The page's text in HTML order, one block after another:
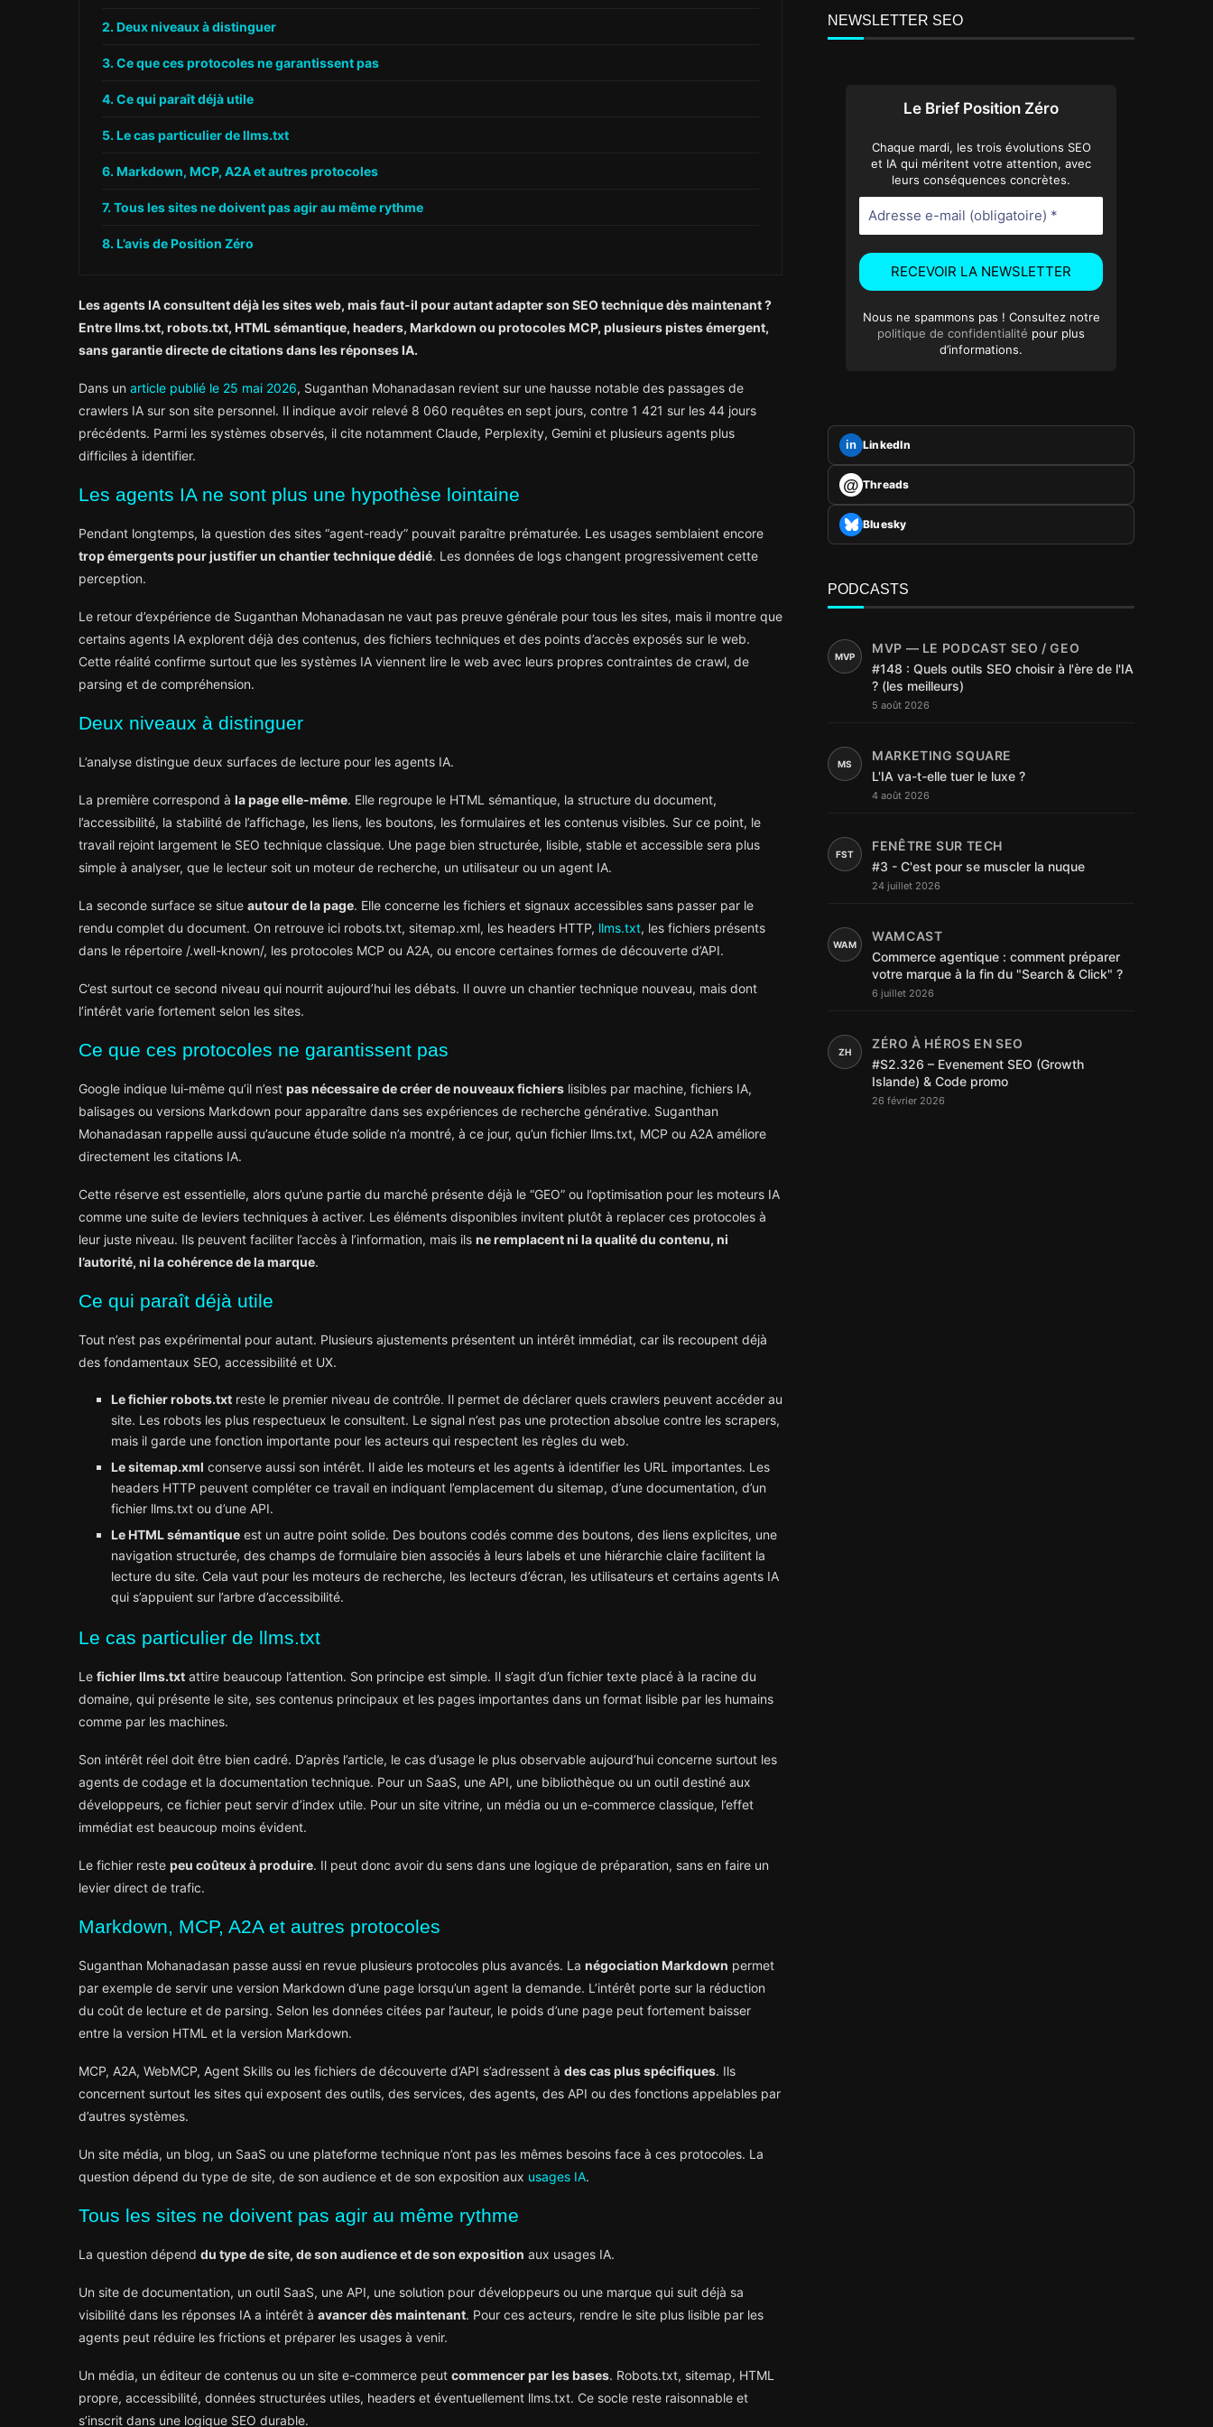
Deux niveaux à distinguer
Ce que ces protocoles ne garantissent pas
Ce qui paraît déjà utile
Le cas particulier de llms.txt
Markdown, MCP, A2A et autres protocoles
Tous les sites ne doivent pas agir au même rythme
L’avis de Position Zéro
Les agents IA consultent déjà les sites web, mais faut-il pour autant adapter son SEO technique dès maintenant ?
Entre llms.txt, robots.txt, HTML sémantique, headers, Markdown ou protocoles MCP, plusieurs pistes émergent,
sans garantie directe de citations dans les réponses IA.
Dans un article publié le 25 mai 2026, Suganthan Mohanadasan revient sur une hausse notable des passages de
crawlers IA sur son site personnel. Il indique avoir relevé 8 060 requêtes en sept jours, contre 1 421 sur les 44 jours
précédents. Parmi les systèmes observés, il cite notamment Claude, Perplexity, Gemini et plusieurs agents plus
difficiles à identifier.
Les agents IA ne sont plus une hypothèse lointaine
Pendant longtemps, la question des sites “agent-ready” pouvait paraître prématurée. Les usages semblaient encore
trop émergents pour justifier un chantier technique dédié. Les données de logs changent progressivement cette
perception.
Le retour d’expérience de Suganthan Mohanadasan ne vaut pas preuve générale pour tous les sites, mais il montre que
certains agents IA explorent déjà des contenus, des fichiers techniques et des points d’accès exposés sur le web.
Cette réalité confirme surtout que les systèmes IA viennent lire le web avec leurs propres contraintes de crawl, de
parsing et de compréhension.
Deux niveaux à distinguer
L’analyse distingue deux surfaces de lecture pour les agents IA.
La première correspond à la page elle-même. Elle regroupe le HTML sémantique, la structure du document,
l’accessibilité, la stabilité de l’affichage, les liens, les boutons, les formulaires et les contenus visibles. Sur ce point, le
travail rejoint largement le SEO technique classique. Une page bien structurée, lisible, stable et accessible sera plus
simple à analyser, que le lecteur soit un moteur de recherche, un utilisateur ou un agent IA.
La seconde surface se situe autour de la page. Elle concerne les fichiers et signaux accessibles sans passer par le
rendu complet du document. On retrouve ici robots.txt, sitemap.xml, les headers HTTP, llms.txt, les fichiers présents
dans le répertoire /.well-known/, les protocoles MCP ou A2A, ou encore certaines formes de découverte d’API.
C’est surtout ce second niveau qui nourrit aujourd’hui les débats. Il ouvre un chantier technique nouveau, mais dont
l’intérêt varie fortement selon les sites.
Ce que ces protocoles ne garantissent pas
Google indique lui-même qu’il n’est pas nécessaire de créer de nouveaux fichiers lisibles par machine, fichiers IA,
balisages ou versions Markdown pour apparaître dans ses expériences de recherche générative. Suganthan
Mohanadasan rappelle aussi qu’aucune étude solide n’a montré, à ce jour, qu’un fichier llms.txt, MCP ou A2A améliore
directement les citations IA.
Cette réserve est essentielle, alors qu’une partie du marché présente déjà le “GEO” ou l’optimisation pour les moteurs IA
comme une suite de leviers techniques à activer. Les éléments disponibles invitent plutôt à replacer ces protocoles à
leur juste niveau. Ils peuvent faciliter l’accès à l’information, mais ils ne remplacent ni la qualité du contenu, ni
l’autorité, ni la cohérence de la marque.
Ce qui paraît déjà utile
Tout n’est pas expérimental pour autant. Plusieurs ajustements présentent un intérêt immédiat, car ils recoupent déjà
des fondamentaux SEO, accessibilité et UX.
Le fichier robots.txt reste le premier niveau de contrôle. Il permet de déclarer quels crawlers peuvent accéder au
site. Les robots les plus respectueux le consultent. Le signal n’est pas une protection absolue contre les scrapers,
mais il garde une fonction importante pour les acteurs qui respectent les règles du web.
Le sitemap.xml conserve aussi son intérêt. Il aide les moteurs et les agents à identifier les URL importantes. Les
headers HTTP peuvent compléter ce travail en indiquant l’emplacement du sitemap, d’une documentation, d’un
fichier llms.txt ou d’une API.
Le HTML sémantique est un autre point solide. Des boutons codés comme des boutons, des liens explicites, une
navigation structurée, des champs de formulaire bien associés à leurs labels et une hiérarchie claire facilitent la
lecture du site. Cela vaut pour les moteurs de recherche, les lecteurs d’écran, les utilisateurs et certains agents IA
qui s’appuient sur l’arbre d’accessibilité.
Le cas particulier de llms.txt
Le fichier llms.txt attire beaucoup l’attention. Son principe est simple. Il s’agit d’un fichier texte placé à la racine du
domaine, qui présente le site, ses contenus principaux et les pages importantes dans un format lisible par les humains
comme par les machines.
Son intérêt réel doit être bien cadré. D’après l’article, le cas d’usage le plus observable aujourd’hui concerne surtout les
agents de codage et la documentation technique. Pour un SaaS, une API, une bibliothèque ou un outil destiné aux
développeurs, ce fichier peut servir d’index utile. Pour un site vitrine, un média ou un e-commerce classique, l’effet
immédiat est beaucoup moins évident.
Le fichier reste peu coûteux à produire. Il peut donc avoir du sens dans une logique de préparation, sans en faire un
levier direct de trafic.
Markdown, MCP, A2A et autres protocoles
Suganthan Mohanadasan passe aussi en revue plusieurs protocoles plus avancés. La négociation Markdown permet
par exemple de servir une version Markdown d’une page lorsqu’un agent la demande. L’intérêt porte sur la réduction
du coût de lecture et de parsing. Selon les données citées par l’auteur, le poids d’une page peut fortement baisser
entre la version HTML et la version Markdown.
MCP, A2A, WebMCP, Agent Skills ou les fichiers de découverte d’API s’adressent à des cas plus spécifiques. Ils
concernent surtout les sites qui exposent des outils, des services, des agents, des API ou des fonctions appelables par
d’autres systèmes.
Un site média, un blog, un SaaS ou une plateforme technique n’ont pas les mêmes besoins face à ces protocoles. La
question dépend du type de site, de son audience et de son exposition aux usages IA.
Tous les sites ne doivent pas agir au même rythme
La question dépend du type de site, de son audience et de son exposition aux usages IA.
Un site de documentation, un outil SaaS, une API, une solution pour développeurs ou une marque qui suit déjà sa
visibilité dans les réponses IA a intérêt à avancer dès maintenant. Pour ces acteurs, rendre le site plus lisible par les
agents peut réduire les frictions et préparer les usages à venir.
Un média, un éditeur de contenus ou un site e-commerce peut commencer par les bases. Robots.txt, sitemap, HTML
propre, accessibilité, données structurées utiles, headers et éventuellement llms.txt. Ce socle reste raisonnable et
s’inscrit dans une logique SEO durable.
NEWSLETTER SEO
Le Brief Position Zéro
Chaque mardi, les trois évolutions SEO
et IA qui méritent votre attention, avec
leurs conséquences concrètes.
Nous ne spammons pas ! Consultez notre
politique de confidentialité pour plus
d’informations.
in LinkedIn
@ Threads
Bluesky
PODCASTS
MVP
MVP — LE PODCAST SEO / GEO
#148 : Quels outils SEO choisir à l'ère de l'IA
? (les meilleurs)
5 août 2026
MS
MARKETING SQUARE
L'IA va-t-elle tuer le luxe ?
4 août 2026
FST
FENÊTRE SUR TECH
#3 - C'est pour se muscler la nuque
24 juillet 2026
WAM
WAMCAST
Commerce agentique : comment préparer
votre marque à la fin du "Search & Click" ?
6 juillet 2026
ZH
ZÉRO À HÉROS EN SEO
#S2.326 – Evenement SEO (Growth
Islande) & Code promo
26 février 2026